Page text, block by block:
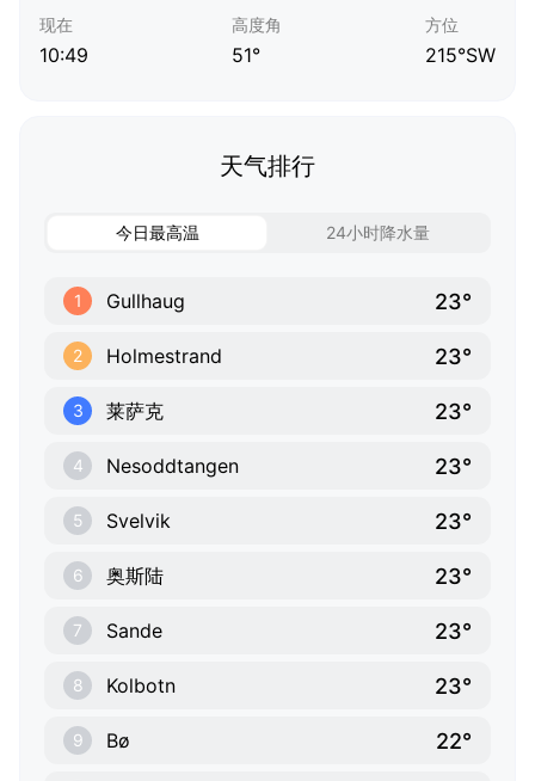
现在
10:49
高度角
51°
方位
215°SW
天气排行
今日最高温 24小时降水量
1 Gullhaug 23°
2 Holmestrand 23°
3 莱萨克 23°
4 Nesoddtangen 23°
5 Svelvik 23°
6 奥斯陆 23°
7 Sande 23°
8 Kolbotn 23°
9 Bø 22°